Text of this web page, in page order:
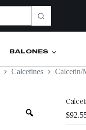
BALONES
Calcetines Calcetin/
$